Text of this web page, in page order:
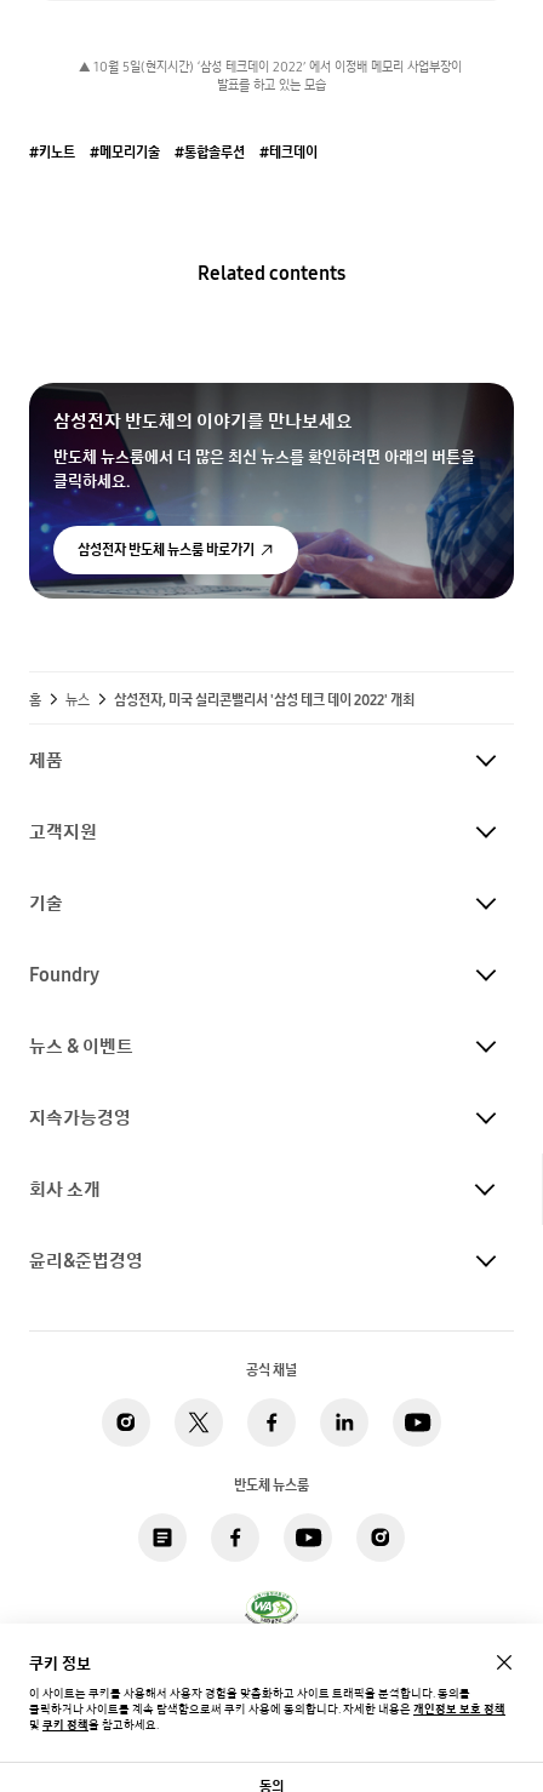
▲ 10월 5일(현지시간) ‘삼성 테크데이 2022’ 에서 이정배 메모리 사업부장이
발표를 하고 있는 모습
#키노트 #메모리기술 #통합솔루션 #테크데이
Related contents
삼성전자 반도체의 이야기를 만나보세요
반도체 뉴스룸에서 더 많은 최신 뉴스를 확인하려면 아래의 버튼을
클릭하세요.
삼성전자 반도체 뉴스룸 바로가기
홈 뉴스 삼성전자, 미국 실리콘밸리서 '삼성 테크 데이 2022' 개최
제품
고객지원
기술
Foundry
뉴스 & 이벤트
지속가능경영
회사 소개
윤리&준법경영
공식 채널
반도체 뉴스룸
한국 / 한국어
Samsung. All rights reserved.
쿠키 정보
이 사이트는 쿠키를 사용해서 사용자 경험을 맞춤화하고 사이트 트래픽을 분석합니다. 동의를
클릭하거나 사이트를 계속 탐색함으로써 쿠키 사용에 동의합니다.자세한 내용은개인정보 보호 정책
및 쿠키 정책을 참고하세요.
동의